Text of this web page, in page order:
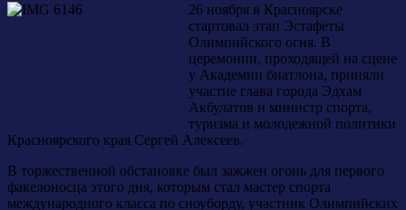
26 ноября в Красноярске
стартовал этап Эстафеты
Олимпийского огня. В
церемонии, проходящей на сцене
у Академии биатлона, приняли
участие глава города Эдхам
Акбулатов и министр спорта,
туризма и молодежной политики
Красноярского края Сергей Алексеев.
В торжественной обстановке был зажжен огонь для первого
факелоносца этого дня, которым стал мастер спорта
международного класса по сноуборду, участник Олимпийских